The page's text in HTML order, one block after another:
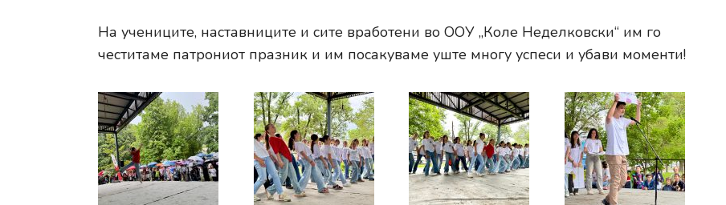
На учениците, наставниците и сите вработени во ООУ „Коле Неделковски“ им го
честитаме патрониот празник и им посакуваме уште многу успеси и убави моменти!